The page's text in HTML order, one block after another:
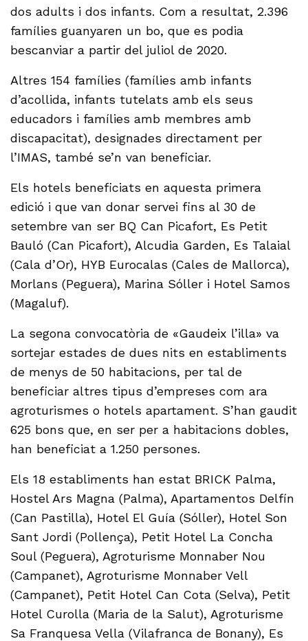
dos adults i dos infants. Com a resultat, 2.396
famílies guanyaren un bo, que es podia
bescanviar a partir del juliol de 2020.
Altres 154 famílies (famílies amb infants
d’acollida, infants tutelats amb els seus
educadors i famílies amb membres amb
discapacitat), designades directament per
l’IMAS, també se’n van beneficiar.
Els hotels beneficiats en aquesta primera
edició i que van donar servei fins al 30 de
setembre van ser BQ Can Picafort, Es Petit
Bauló (Can Picafort), Alcudia Garden, Es Talaial
(Cala d’Or), HYB Eurocalas (Cales de Mallorca),
Morlans (Peguera), Marina Sóller i Hotel Samos
(Magaluf).
La segona convocatòria de «Gaudeix l’illa» va
sortejar estades de dues nits en establiments
de menys de 50 habitacions, per tal de
beneficiar altres tipus d’empreses com ara
agroturismes o hotels apartament. S’han gaudit
625 bons que, en ser per a habitacions dobles,
han beneficiat a 1.250 persones.
Els 18 establiments han estat BRICK Palma,
Hostel Ars Magna (Palma), Apartamentos Delfín
(Can Pastilla), Hotel El Guía (Sóller), Hotel Son
Sant Jordi (Pollença), Petit Hotel La Concha
Soul (Peguera), Agroturisme Monnaber Nou
(Campanet), Agroturisme Monnaber Vell
(Campanet), Petit Hotel Can Cota (Selva), Petit
Hotel Curolla (Maria de la Salut), Agroturisme
Sa Franquesa Vella (Vilafranca de Bonany), Es